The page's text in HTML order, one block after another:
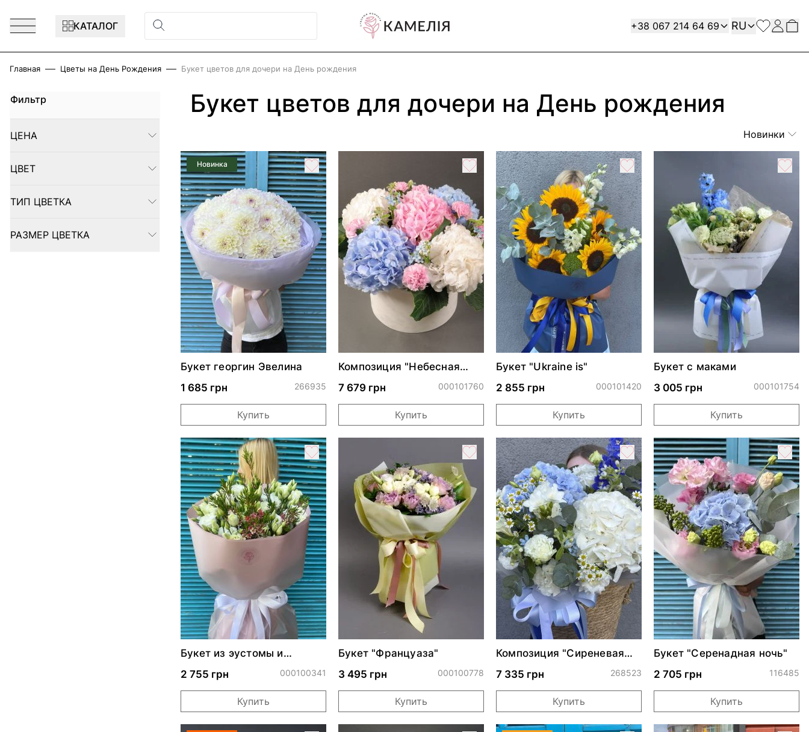
КАТАЛОГ
Contact
+38 067 214 64 69 Язык
RU
Главная Цветы на День Рождения Букет цветов для дочери на День рождения
Фильтр
ЦЕНА
FILTER
ЦВЕТ
FILTER
ТИП ЦВЕТКА
FILTER
РАЗМЕР ЦВЕТКА
FILTER
Букет цветов для дочери на День рождения
Новинки
Новинка
Букет георгин Эвелина
1 685 грн
266935
Купить
Композиция "Небесная
7 679 грн
000101760
Купить
Букет "Ukraine is"
2 855 грн
000101420
Купить
Букет с маками
3 005 грн
000101754
Купить
Букет из эустомы и
2 755 грн
000100341
Купить
Букет "Француаза"
3 495 грн
000100778
Купить
Композиция "Сиреневая
7 335 грн
268523
Купить
Букет "Серенадная ночь"
2 705 грн
116485
Купить